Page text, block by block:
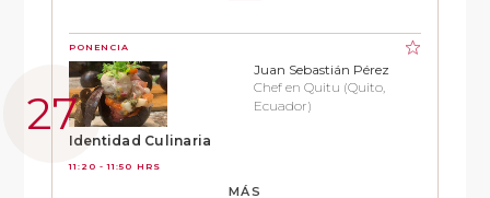
PONENCIA
Identidad Culinaria
11:20 - 11:50 HRS
Juan Sebastián Pérez
Chef en Quitu (Quito,
Ecuador)
MÁS